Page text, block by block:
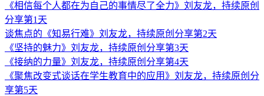
《相信每个人都在为自己的事情尽了全力》刘友龙，持续原创
分享第1天
谈焦点的《知易行难》刘友龙，持续原创分享第2天
《坚持的魅力》刘友龙，持续原创分享第3天
《接纳的力量》刘友龙，持续原创分享第4天
《聚焦改变式谈话在学生教育中的应用》刘友龙，持续原创分
享第5天